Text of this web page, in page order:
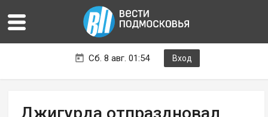
Сб. 8 авг. 01:54 Вход